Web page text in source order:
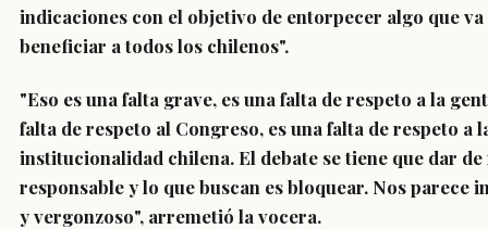
indicaciones con el objetivo de entorpecer algo que va
beneficiar a todos los chilenos".
"Eso es una falta grave, es una falta de respeto a la
falta de respeto al Congreso, es una falta de respeto a
institucionalidad chilena. El debate se tiene que dar
responsable y lo que buscan es bloquear. Nos parece
y vergonzoso", arremetió la vocera.